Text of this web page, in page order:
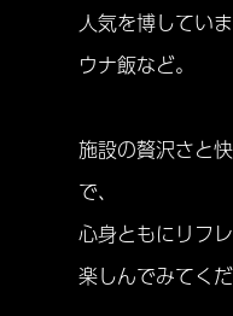
人気を博してい
ウナ飯など。
施設の贅沢さと
で、
心身ともにリフ
楽しんでみてくだ